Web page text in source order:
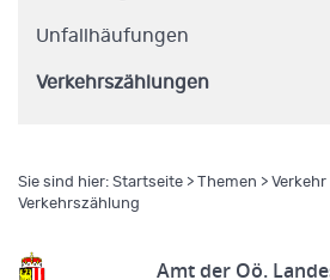
Unfallhäufungen
Verkehrszählungen
Sie sind hier: Startseite > Themen > Verkehr
Verkehrszählung
Amt der Oö.